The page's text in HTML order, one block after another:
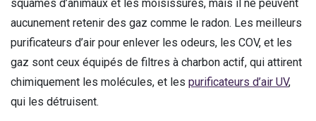
squames d’animaux et les moisissures, mais il ne peuvent
aucunement retenir des gaz comme le radon. Les meilleurs
purificateurs d’air pour enlever les odeurs, les COV, et les
gaz sont ceux équipés de filtres à charbon actif, qui attirent
chimiquement les molécules, et les purificateurs d’air UV,
qui les détruisent.